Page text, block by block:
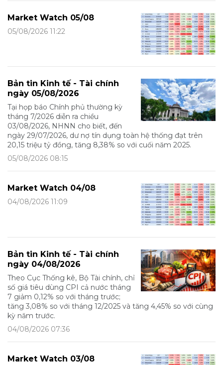
Market Watch 05/08
05/08/2026 11:22
Bản tin Kinh tế - Tài chính
ngày 05/08/2026
Tại họp báo Chính phủ thường kỳ
tháng 7/2026 diễn ra chiều
03/08/2026, NHNN cho biết, đến
ngày 29/07/2026, dư nợ tín dụng toàn hệ thống đạt trên
20,15 triệu tỷ đồng, tăng 8,38% so với cuối năm 2025.
05/08/2026 08:15
Market Watch 04/08
04/08/2026 11:09
Bản tin Kinh tế - Tài chính
ngày 04/08/2026
Theo Cục Thống kê, Bộ Tài chính, chỉ
số giá tiêu dùng CPI cả nước tháng
7 giảm 0,12% so với tháng trước;
tăng 3,08% so với tháng 12/2025 và tăng 4,45% so với cùng
kỳ năm trước.
04/08/2026 07:36
Market Watch 03/08